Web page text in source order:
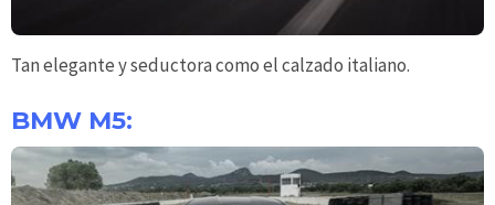
Tan elegante y seductora como el calzado italiano.
BMW M5: